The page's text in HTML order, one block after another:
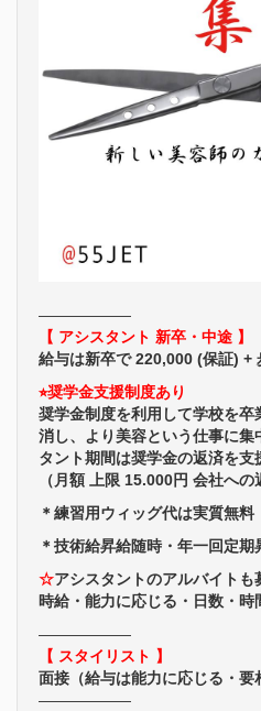
——————
【 アシスタント 新卒・中途 】
給与は新卒で 220,000 (保証) +
⭐︎奨学金支援制度あり
奨学金制度を利用して学校を
消し、より美容という仕事に
タント期間は奨学金の返済を支
（月額 上限 15.000円 会社への
＊練習用ウィッグ代は実質無料
＊技術給昇給随時・年一回定期
☆アシスタントのアルバイトも
時給・能力に応じる・日数・時
——————
【 スタイリスト 】
面接（給与は能力に応じる・要
——————